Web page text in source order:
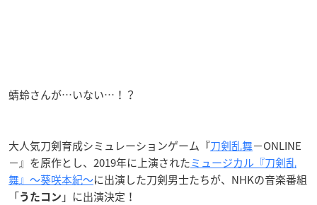
蜻蛉さんが…いない…！？
大人気刀剣育成シミュレーションゲーム『刀剣乱舞−ONLINE
−』を原作とし、2019年に上演されたミュージカル『刀剣乱
舞』～葵咲本紀～に出演した刀剣男士たちが、NHKの音楽番組
「うたコン 」に出演決定！